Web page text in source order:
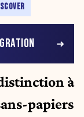
à
papiers